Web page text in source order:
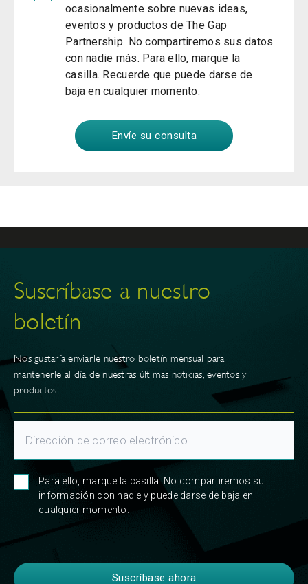
ocasionalmente sobre nuevas ideas,
eventos y productos de The Gap
Partnership. No compartiremos sus datos
con nadie más. Para ello, marque la
casilla. Recuerde que puede darse de
baja en cualquier momento.
Suscríbase a nuestro
boletín
Nos gustaría enviarle nuestro boletín mensual para
mantenerle al día de nuestras últimas noticias, eventos y
productos.
Para ello, marque la casilla. No compartiremos su
información con nadie y puede darse de baja en
cualquier momento.